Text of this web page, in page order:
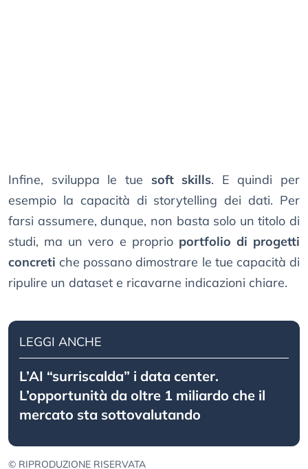
Infine, sviluppa le tue soft skills. E quindi per
esempio la capacità di storytelling dei dati. Per
farsi assumere, dunque, non basta solo un titolo di
studi, ma un vero e proprio portfolio di progetti
concreti che possano dimostrare le tue capacità di
ripulire un dataset e ricavarne indicazioni chiare.
LEGGI ANCHE
L’AI “surriscalda” i data center.
L’opportunità da oltre 1 miliardo che il
mercato sta sottovalutando
© RIPRODUZIONE RISERVATA